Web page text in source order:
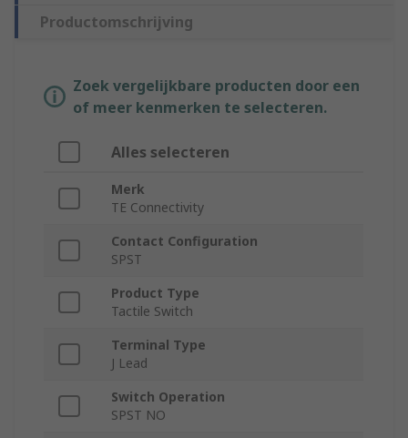
Productomschrijving
Zoek vergelijkbare producten door een
of meer kenmerken te selecteren.
Alles selecteren
Merk
TE Connectivity
Contact Configuration
SPST
Product Type
Tactile Switch
Terminal Type
J Lead
Switch Operation
SPST NO